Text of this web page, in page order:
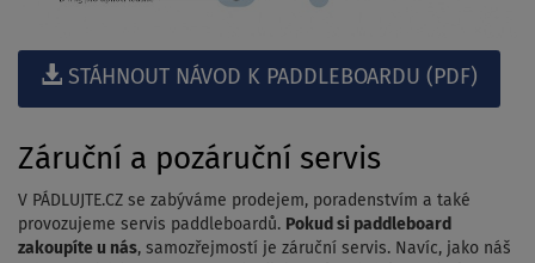
STÁHNOUT NÁVOD K PADDLEBOARDU (PDF)
Záruční a pozáruční servis
V PÁDLUJTE.CZ se zabýváme prodejem, poradenstvím a také
provozujeme servis paddleboardů. Pokud si paddleboard
zakoupíte u nás, samozřejmostí je záruční servis. Navíc, jako náš